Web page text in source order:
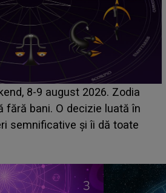
DETALIU ASCUNS până
concurentul din Casa Iubirii
NEAȘTEPTATĂ despre mama
față, eu nu te iubesc pentru